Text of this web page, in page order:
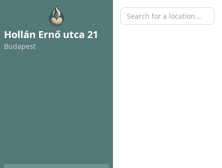
Hollán Ernő utca 21
Budapest